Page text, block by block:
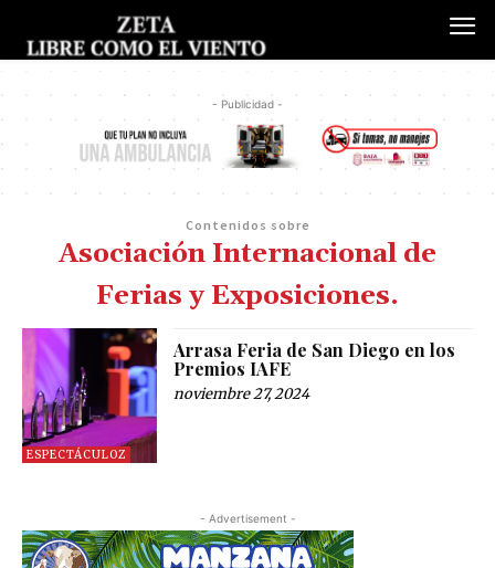
- Publicidad -
Contenidos sobre
Asociación Internacional de
Ferias y Exposiciones.
ESPECTÁCULOZ
Arrasa Feria de San Diego en los
Premios IAFE
noviembre 27, 2024
- Advertisement -